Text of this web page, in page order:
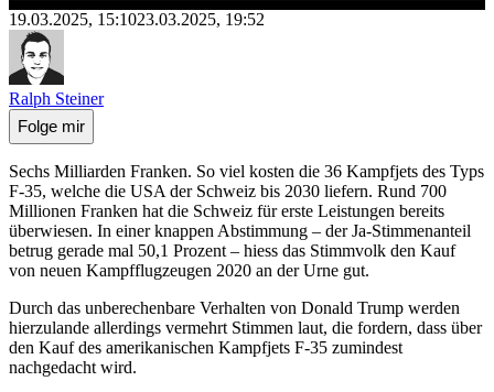
19.03.2025, 15:1023.03.2025, 19:52
Ralph Steiner
Folge mir
Sechs Milliarden Franken. So viel kosten die 36 Kampfjets des Typs
F-35, welche die USA der Schweiz bis 2030 liefern. Rund 700
Millionen Franken hat die Schweiz für erste Leistungen bereits
überwiesen. In einer knappen Abstimmung – der Ja-Stimmenanteil
betrug gerade mal 50,1 Prozent – hiess das Stimmvolk den Kauf
von neuen Kampfflugzeugen 2020 an der Urne gut.
Durch das unberechenbare Verhalten von Donald Trump werden
hierzulande allerdings vermehrt Stimmen laut, die fordern, dass über
den Kauf des amerikanischen Kampfjets F-35 zumindest
nachgedacht wird.